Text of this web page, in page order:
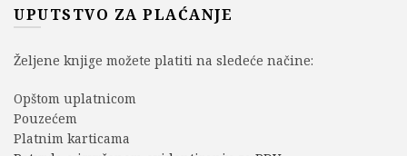
UPUTSTVO ZA PLAĆANJE
Željene knjige možete platiti na sledeće načine:
Opštom uplatnicom
Pouzećem
Platnim karticama